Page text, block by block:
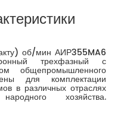
об/мин АИР355MA6
трехфазный с
общепромышленного
для комплектации
в различных отраслях
хозяйства.